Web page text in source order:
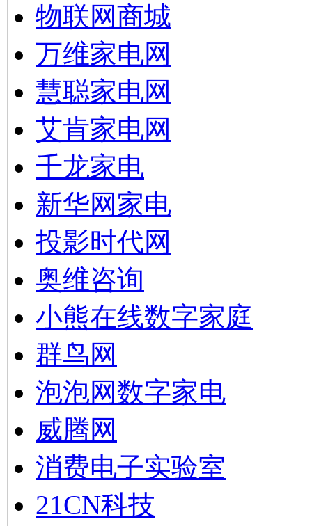
物联网商城
万维家电网
慧聪家电网
艾肯家电网
千龙家电
新华网家电
投影时代网
奥维咨询
小熊在线数字家庭
群鸟网
泡泡网数字家电
威腾网
消费电子实验室
21CN科技